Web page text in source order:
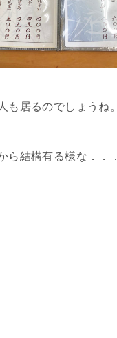
も居るのでしょうね。
ら結構有る様な．．．